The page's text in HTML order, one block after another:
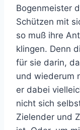
Bogenmeister
Schützen mit
so muß ihre
klingen. Denn
für sie darin,
und wiederum
er dabei
nicht sich
Zielender und